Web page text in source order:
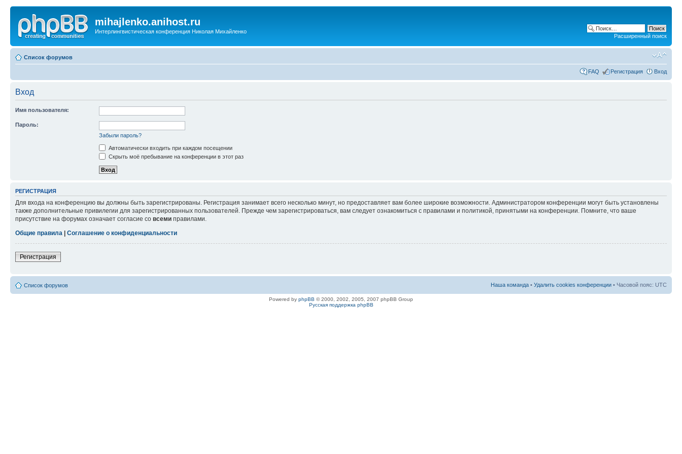
mihajlenko.anihost.ru
Интерлингвистическая конференция Николая Михайленко
Расширенный поиск
Список форумов
FAQ Регистрация Вход
Вход
Имя пользователя:
Пароль:
Забыли пароль?
Автоматически входить при каждом посещении
Скрыть моё пребывание на конференции в этот раз
РЕГИСТРАЦИЯ
Для входа на конференцию вы должны быть зарегистрированы. Регистрация занимает всего несколько минут, но предоставляет вам более широкие возможности. Администратором конференции могут быть установлены
также дополнительные привилегии для зарегистрированных пользователей. Прежде чем зарегистрироваться, вам следует ознакомиться с правилами и политикой, принятыми на конференции. Помните, что ваше
присутствие на форумах означает согласие со всеми правилами.
Общие правила
Соглашение о конфиденциальности
Регистрация
Список форумов Наша команда • Удалить cookies конференции • Часовой пояс: UTC
Powered by phpBB © 2000, 2002, 2005, 2007 phpBB Group
Русская поддержка phpBB